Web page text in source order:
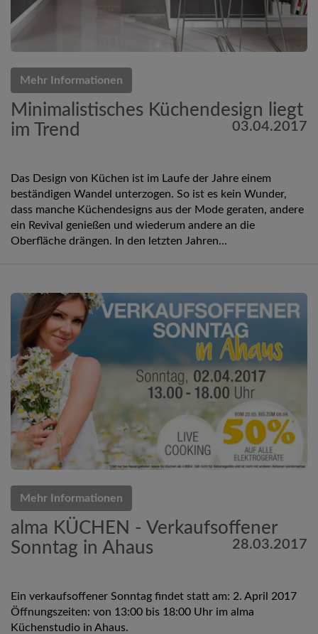
Mehr Informationen
Minimalistisches Küchendesign liegt
im Trend
03.04.2017
Das Design von Küchen ist im Laufe der Jahre einem
beständigen Wandel unterzogen. So ist es kein Wunder,
dass manche Küchendesigns aus der Mode geraten, andere
ein Revival genießen und wiederum andere an die
Oberfläche drängen. In den letzten Jahren...
Mehr Informationen
alma KÜCHEN - Verkaufsoffener
Sonntag in Ahaus
28.03.2017
Ein verkaufsoffener Sonntag findet statt am: 2. April 2017
Öffnungszeiten: von 13:00 bis 18:00 Uhr im alma
Küchenstudio in Ahaus.